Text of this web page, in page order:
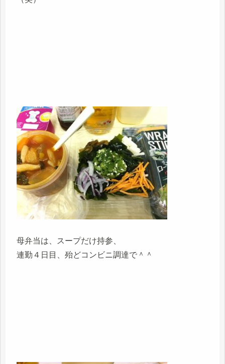
母弁当は、スープだけ持参、
連勤４日目、殆どコンビニ調達で＾＾